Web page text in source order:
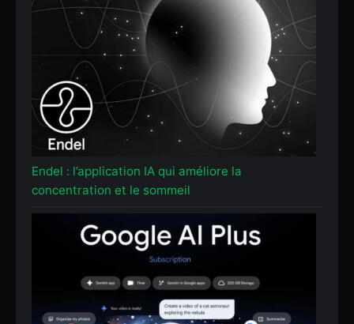
Endel : l’application IA qui améliore la
concentration et le sommeil